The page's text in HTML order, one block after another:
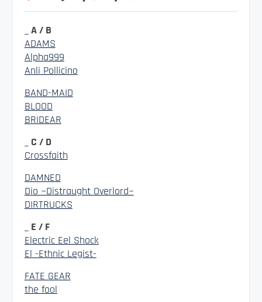
_ A / B
ADAMS
Alpha999
Anli Pollicino
BAND-MAID
BLOOD
BRIDEAR
_ C / D
Crossfaith
DAMNED
Dio ~Distraught Overlord~
DIRTRUCKS
_ E / F
Electric Eel Shock
El -Ethnic Legist-
FATE GEAR
the fool